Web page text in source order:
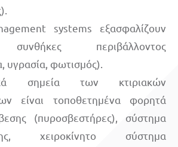
systems εξασφαλίζουν
περιβάλλοντος
υγρασία, φωτισμός).
σημεία των κτιριακών
είναι τοποθετημένα φορητά
(πυροσβεστήρες), σύστημα
χειροκίνητο σύστημα